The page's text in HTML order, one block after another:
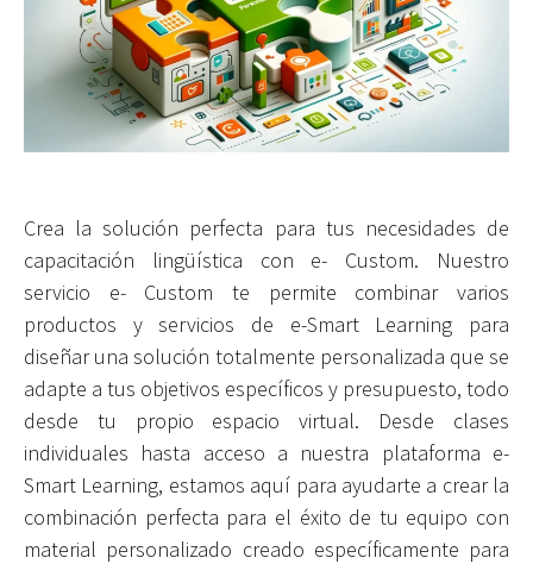
Crea la solución perfecta para tus necesidades de
capacitación lingüística con e- Custom. Nuestro
servicio e- Custom te permite combinar varios
productos y servicios de e-Smart Learning para
diseñar una solución totalmente personalizada que se
adapte a tus objetivos específicos y presupuesto, todo
desde tu propio espacio virtual. Desde clases
individuales hasta acceso a nuestra plataforma e-
Smart Learning, estamos aquí para ayudarte a crear la
combinación perfecta para el éxito de tu equipo con
material personalizado creado específicamente para